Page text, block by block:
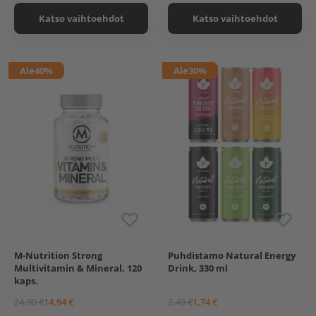
Katso vaihtoehdot Katso vaihtoehdot
Ale40%
M-Nutrition Strong
Multivitamin & Mineral, 120
kaps.
24,90 €14,94 €
Pear + Electrolytes
Wild Strawberry +
Strong Tropical (poistuva
Ale30%
Puhdistamo Natural Energy
Drink, 330 ml
2,49 €1,74 €